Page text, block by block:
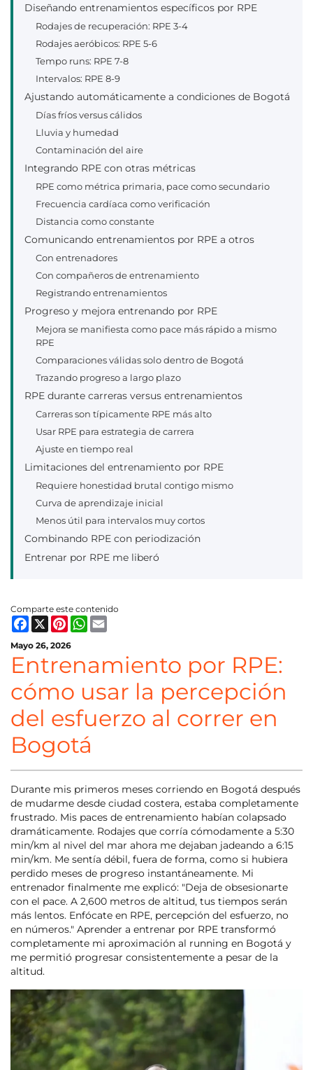
Diseñando entrenamientos específicos por RPE
Rodajes de recuperación: RPE 3-4
Rodajes aeróbicos: RPE 5-6
Tempo runs: RPE 7-8
Intervalos: RPE 8-9
Ajustando automáticamente a condiciones de Bogotá
Días fríos versus cálidos
Lluvia y humedad
Contaminación del aire
Integrando RPE con otras métricas
RPE como métrica primaria, pace como secundario
Frecuencia cardíaca como verificación
Distancia como constante
Comunicando entrenamientos por RPE a otros
Con entrenadores
Con compañeros de entrenamiento
Registrando entrenamientos
Progreso y mejora entrenando por RPE
Mejora se manifiesta como pace más rápido a mismo
RPE
Comparaciones válidas solo dentro de Bogotá
Trazando progreso a largo plazo
RPE durante carreras versus entrenamientos
Carreras son típicamente RPE más alto
Usar RPE para estrategia de carrera
Ajuste en tiempo real
Limitaciones del entrenamiento por RPE
Requiere honestidad brutal contigo mismo
Curva de aprendizaje inicial
Menos útil para intervalos muy cortos
Combinando RPE con periodización
Entrenar por RPE me liberó
Comparte este contenido
Facebook
X PinterestWhatsApp
Mayo 26, 2026
Entrenamiento por RPE:
cómo usar la percepción
del esfuerzo al correr en
Bogotá
Durante mis primeros meses corriendo en Bogotá después
de mudarme desde ciudad costera, estaba completamente
frustrado. Mis paces de entrenamiento habían colapsado
dramáticamente. Rodajes que corría cómodamente a 5:30
min/km al nivel del mar ahora me dejaban jadeando a 6:15
min/km. Me sentía débil, fuera de forma, como si hubiera
perdido meses de progreso instantáneamente. Mi
entrenador finalmente me explicó: "Deja de obsesionarte
con el pace. A 2,600 metros de altitud, tus tiempos serán
más lentos. Enfócate en RPE, percepción del esfuerzo, no
en números." Aprender a entrenar por RPE transformó
completamente mi aproximación al running en Bogotá y
me permitió progresar consistentemente a pesar de la
altitud.